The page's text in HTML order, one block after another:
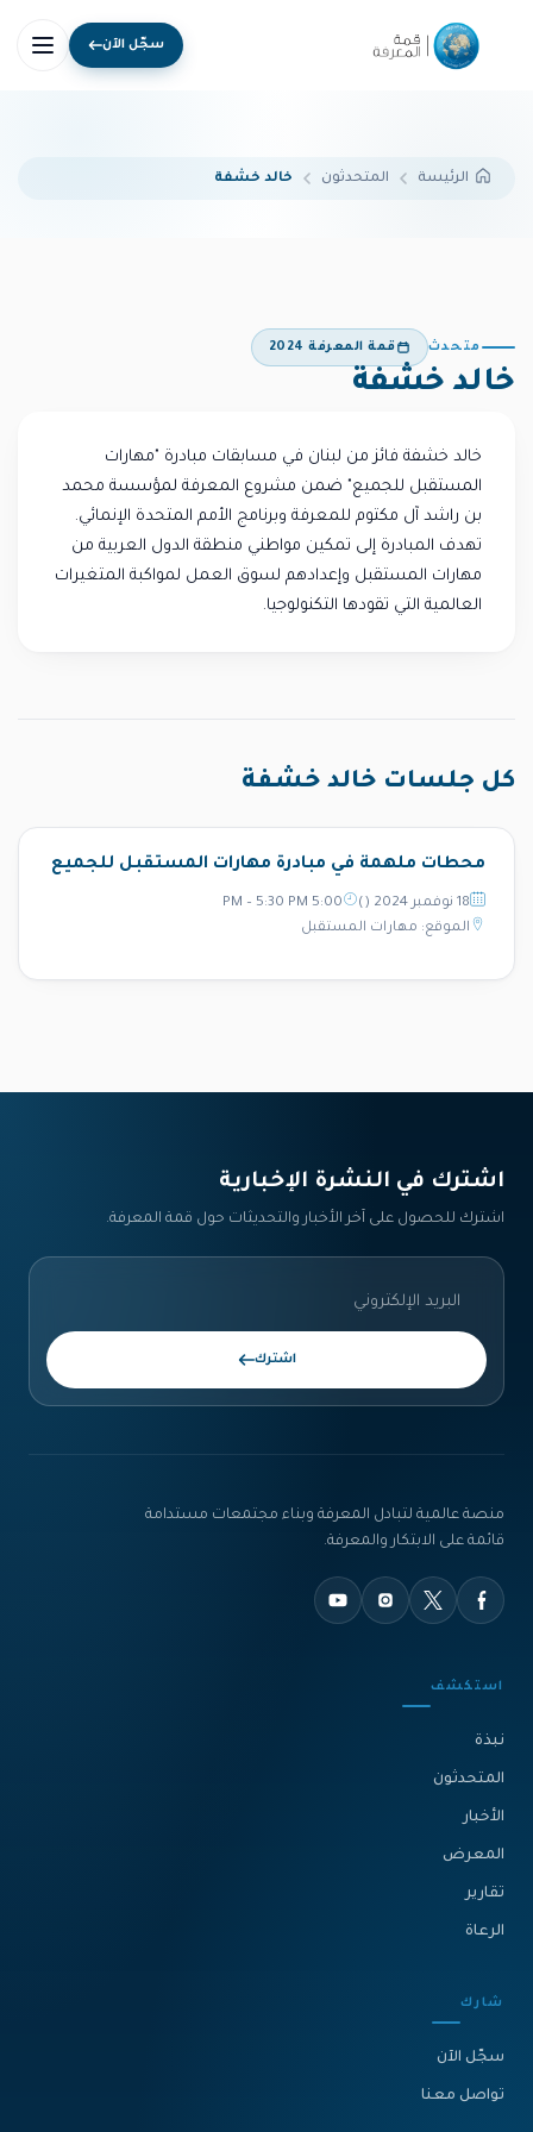
سجّل الآن
الرئيسة المتحدثون خالد خشفة
متحدث قمة المعرفة 2024
خالد خشفة
خالد خشفة فائز من لبنان في مسابقات مبادرة "مهارات
المستقبل للجميع" ضمن مشروع المعرفة لمؤسسة محمد
بن راشد آل مكتوم للمعرفة وبرنامج الأمم المتحدة الإنمائي.
تهدف المبادرة إلى تمكين مواطني منطقة الدول العربية من
مهارات المستقبل وإعدادهم لسوق العمل لمواكبة المتغيرات
العالمية التي تقودها التكنولوجيا.
كل جلسات خالد خشفة
محطات ملهمة في مبادرة مهارات المستقبل للجميع
18 نوفمبر 2024 ()
5:00 PM – 5:30 PM
الموقع: مهارات المستقبل
اشترك في النشرة الإخبارية‎
اشترك للحصول على آخر الأخبار والتحديثات حول قمة المعرفة.
اشترك
منصة عالمية لتبادل المعرفة وبناء مجتمعات مستدامة
قائمة على الابتكار والمعرفة.
استكشف
نبذة‎
المتحدثون
الأخبار
المعرض
تقارير
الرعاة
شارك
سجّل الآن
تواصل معنا